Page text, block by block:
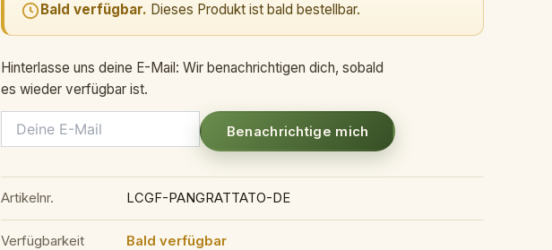
Bald verfügbar. Dieses Produkt ist bald bestellbar.
Hinterlasse uns deine E-Mail: Wir benachrichtigen dich, sobald
es wieder verfügbar ist.
Benachrichtige mich
Artikelnr. LCGF-PANGRATTATO-DE
Verfügbarkeit Bald verfügbar